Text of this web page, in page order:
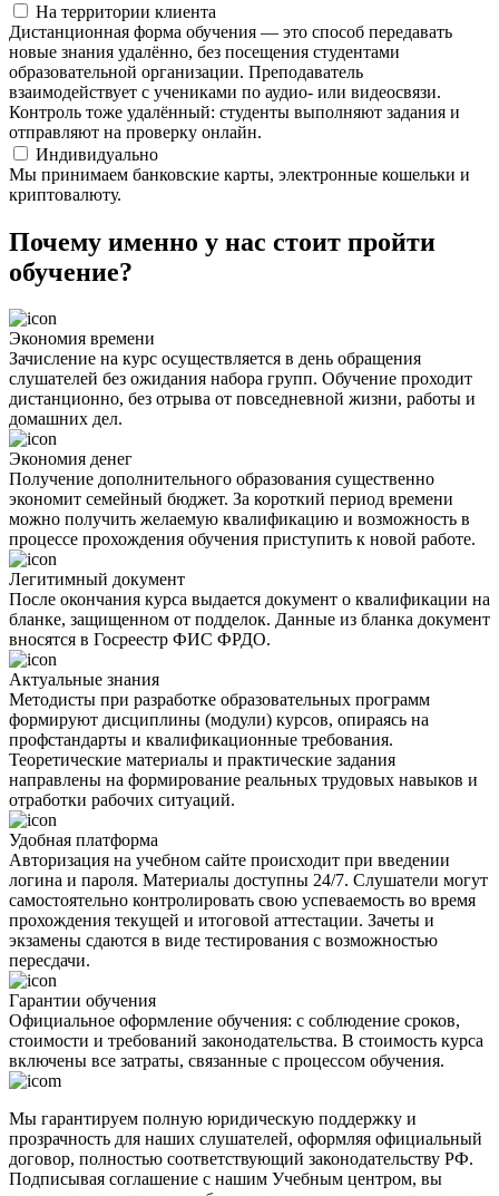
На территории клиента
Дистанционная форма обучения — это способ передавать
новые знания удалённо, без посещения студентами
образовательной организации. Преподаватель
взаимодействует с учениками по аудио- или видеосвязи.
Контроль тоже удалённый: студенты выполняют задания и
отправляют на проверку онлайн.
Индивидуально
Мы принимаем банковские карты, электронные кошельки и
криптовалюту.
Почему именно у нас стоит пройти
обучение?
Экономия времени
Зачисление на курс осуществляется в день обращения
слушателей без ожидания набора групп. Обучение проходит
дистанционно, без отрыва от повседневной жизни, работы и
домашних дел.
Экономия денег
Получение дополнительного образования существенно
экономит семейный бюджет. За короткий период времени
можно получить желаемую квалификацию и возможность в
процессе прохождения обучения приступить к новой работе.
Легитимный документ
После окончания курса выдается документ о квалификации на
бланке, защищенном от подделок. Данные из бланка документ
вносятся в Госреестр ФИС ФРДО.
Актуальные знания
Методисты при разработке образовательных программ
формируют дисциплины (модули) курсов, опираясь на
профстандарты и квалификационные требования.
Теоретические материалы и практические задания
направлены на формирование реальных трудовых навыков и
отработки рабочих ситуаций.
Удобная платформа
Авторизация на учебном сайте происходит при введении
логина и пароля. Материалы доступны 24/7. Слушатели могут
самостоятельно контролировать свою успеваемость во время
прохождения текущей и итоговой аттестации. Зачеты и
экзамены сдаются в виде тестирования с возможностью
пересдачи.
Гарантии обучения
Официальное оформление обучения: с соблюдение сроков,
стоимости и требований законодательства. В стоимость курса
включены все затраты, связанные с процессом обучения.
Мы гарантируем полную юридическую поддержку и
прозрачность для наших слушателей, оформляя официальный
договор, полностью соответствующий законодательству РФ.
Подписывая соглашение с нашим Учебным центром, вы